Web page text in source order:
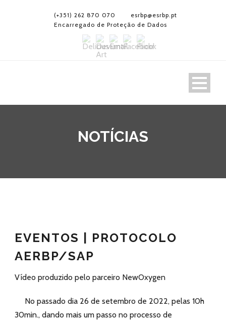
(+351) 262 870 070
esrbp@esrbp.pt
Encarregado de Proteção de Dados
NOTÍCIAS
EVENTOS | PROTOCOLO
AERBP/SAP
Vídeo produzido pelo parceiro NewOxygen
No passado dia 26 de setembro de 2022, pelas 10h
30min., dando mais um passo no processo de